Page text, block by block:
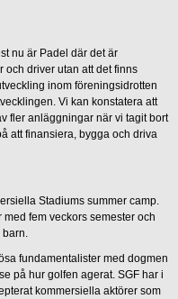
nu är Padel där det är
och driver utan att det finns
inom föreningsidrotten
Vi kan konstatera att
fler anläggningar när vi tagit bort
att finansiera, bygga och driva
Stadiums summer camp.
fem veckors semester och
barn.
fundamentalister med dogmen
på hur golfen agerat. SGF har i
kommersiella aktörer som